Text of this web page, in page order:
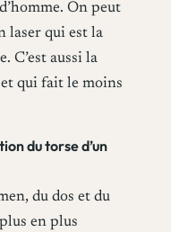
On peut
laser qui est la
C’est aussi la
qui fait le moins
du torse d’un
du dos et du
en plus